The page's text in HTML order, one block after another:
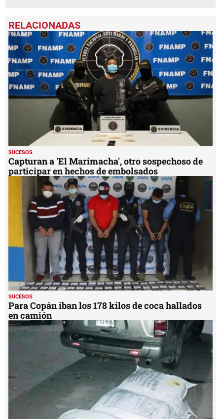
SUCESOS
Capturan a 'El Marimacha', otro sospechoso de
participar en hechos de embolsados
SUCESOS
Para Copán iban los 178 kilos de coca hallados
en camión
SUCESOS
Cae con químicos para elaborar cocaína en
Bonito Oriental.